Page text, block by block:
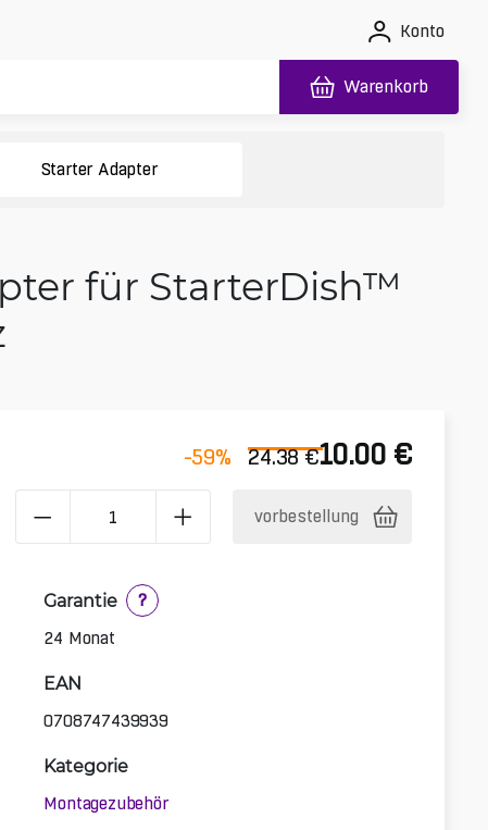
Konto
Warenkorb
Starter Adapter
für StarterDish™
-59% 24.38 €10.00 €
vorbestellung
Garantie
?
24 Monat
EAN
0708747439939
Kategorie
Montagezubehör